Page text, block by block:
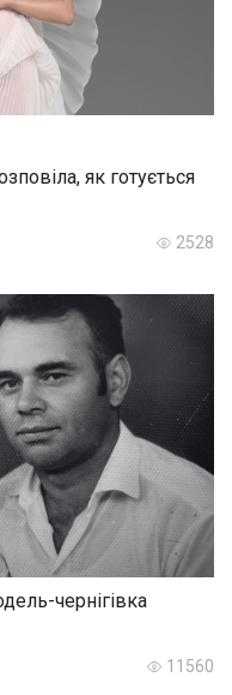
як готується
2528
чернігівка
11560